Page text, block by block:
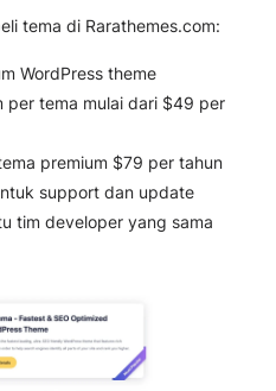
tema di Rarathemes.com:
WordPress theme
per tema mulai dari $49 per
premium $79 per tahun
support dan update
tim developer yang sama